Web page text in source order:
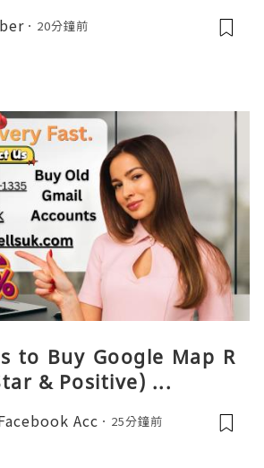
20分鐘前
to Buy Google Map R
& Positive) ...
Acc 25分鐘前